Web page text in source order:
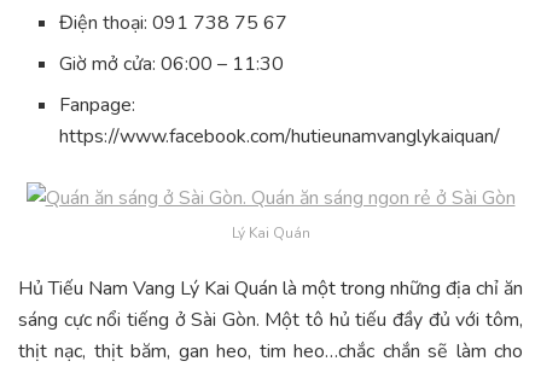
Điện thoại: 091 738 75 67
Giờ mở cửa: 06:00 – 11:30
Fanpage:
https://www.facebook.com/hutieunamvanglykaiquan/
Lý Kai Quán
Hủ Tiếu Nam Vang Lý Kai Quán là một trong những địa chỉ ăn
sáng cực nổi tiếng ở Sài Gòn. Một tô hủ tiếu đầy đủ với tôm,
thịt nạc, thịt băm, gan heo, tim heo…chắc chắn sẽ làm cho